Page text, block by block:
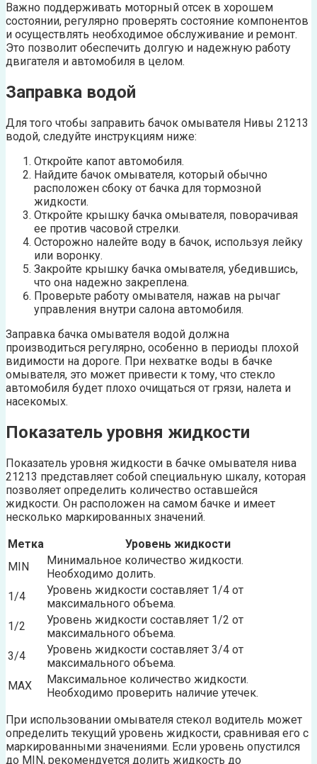
Важно поддерживать моторный отсек в хорошем
состоянии, регулярно проверять состояние компонентов
и осуществлять необходимое обслуживание и ремонт.
Это позволит обеспечить долгую и надежную работу
двигателя и автомобиля в целом.
Заправка водой
Для того чтобы заправить бачок омывателя Нивы 21213
водой, следуйте инструкциям ниже:
Откройте капот автомобиля.
Найдите бачок омывателя, который обычно
расположен сбоку от бачка для тормозной
жидкости.
Откройте крышку бачка омывателя, поворачивая
ее против часовой стрелки.
Осторожно налейте воду в бачок, используя лейку
или воронку.
Закройте крышку бачка омывателя, убедившись,
что она надежно закреплена.
Проверьте работу омывателя, нажав на рычаг
управления внутри салона автомобиля.
Заправка бачка омывателя водой должна
производиться регулярно, особенно в периоды плохой
видимости на дороге. При нехватке воды в бачке
омывателя, это может привести к тому, что стекло
автомобиля будет плохо очищаться от грязи, налета и
насекомых.
Показатель уровня жидкости
Показатель уровня жидкости в бачке омывателя нива
21213 представляет собой специальную шкалу, которая
позволяет определить количество оставшейся
жидкости. Он расположен на самом бачке и имеет
несколько маркированных значений.
Метка
Уровень жидкости
MIN
Минимальное количество жидкости.
Необходимо долить.
1/4
Уровень жидкости составляет 1/4 от
максимального объема.
1/2
Уровень жидкости составляет 1/2 от
максимального объема.
3/4
Уровень жидкости составляет 3/4 от
максимального объема.
MAX
Максимальное количество жидкости.
Необходимо проверить наличие утечек.
При использовании омывателя стекол водитель может
определить текущий уровень жидкости, сравнивая его с
маркированными значениями. Если уровень опустился
до MIN, рекомендуется долить жидкость до